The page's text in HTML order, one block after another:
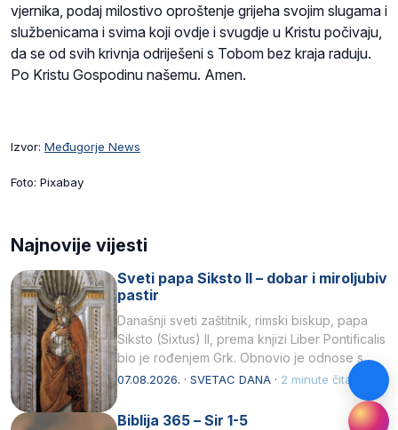
vjernika, podaj milostivo oproštenje grijeha svojim slugama i
službenicama i svima koji ovdje i svugdje u Kristu počivaju,
da se od svih krivnja odriješeni s Tobom bez kraja raduju.
Po Kristu Gospodinu našemu. Amen.
Izvor: Međugorje News
Foto: Pixabay
Najnovije vijesti
Sveti papa Siksto II – dobar i miroljubiv
pastir
Današnji sveti zaštitnik, rimski biskup, papa
Siksto (Sixtus) II, prema knjizi Liber Pontificalis
bio je rođenjem Grk. Obnovio je odnose s
afričkim…
07.08.2026. · SVETAC DANA · 2 minute čitanja
Biblija 365 – Sir 1-5